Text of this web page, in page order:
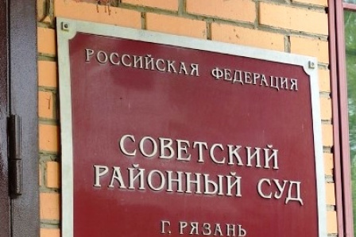
Перейти к основному содержанию